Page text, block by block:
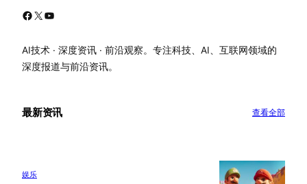
Facebook X YouTube
AI技术 · 深度资讯 · 前沿观察。专注科技、AI、互联网领域的
深度报道与前沿资讯。
最新资讯 查看全部
娱乐